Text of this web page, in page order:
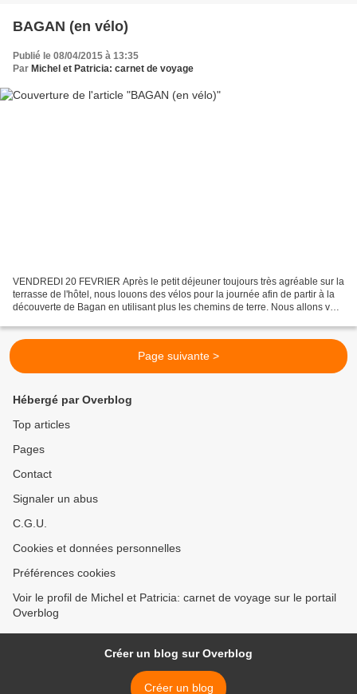
BAGAN (en vélo)
Publié le 08/04/2015 à 13:35
Par Michel et Patricia: carnet de voyage
VENDREDI 20 FEVRIER Après le petit déjeuner toujours très agréable sur la
terrasse de l'hôtel, nous louons des vélos pour la journée afin de partir à la
découverte de Bagan en utilisant plus les chemins de terre. Nous allons vers
Page suivante >
Hébergé par Overblog
Top articles
Pages
Contact
Signaler un abus
C.G.U.
Cookies et données personnelles
Préférences cookies
Voir le profil de Michel et Patricia: carnet de voyage sur le portail
Overblog
Créer un blog sur Overblog
Créer un blog